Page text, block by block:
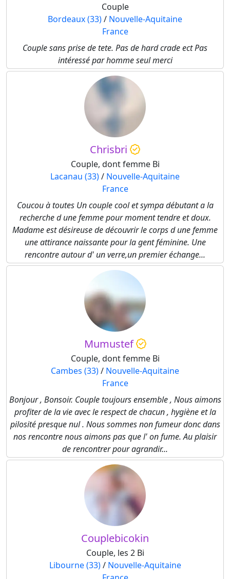
Couple
Bordeaux (33)/ Nouvelle-Aquitaine
France
Couple sans prise de tete. Pas de hard crade ect Pas
intéressé par homme seul merci
Chrisbri
Couple, dont femme Bi
Lacanau (33)/ Nouvelle-Aquitaine
France
Coucou à toutes Un couple cool et sympa débutant a la
recherche d une femme pour moment tendre et doux.
Madame est désireuse de découvrir le corps d une femme
une attirance naissante pour la gent féminine. Une
rencontre autour d' un verre,un premier échange...
Mumustef
Couple, dont femme Bi
Cambes (33)/ Nouvelle-Aquitaine
France
Bonjour , Bonsoir. Couple toujours ensemble , Nous aimons
profiter de la vie avec le respect de chacun , hygiène et la
pilosité presque nul . Nous sommes non fumeur donc dans
nos rencontre nous aimons pas que l' on fume. Au plaisir
de rencontrer pour agrandir...
Couplebicokin
Couple, les 2 Bi
Libourne (33)/ Nouvelle-Aquitaine